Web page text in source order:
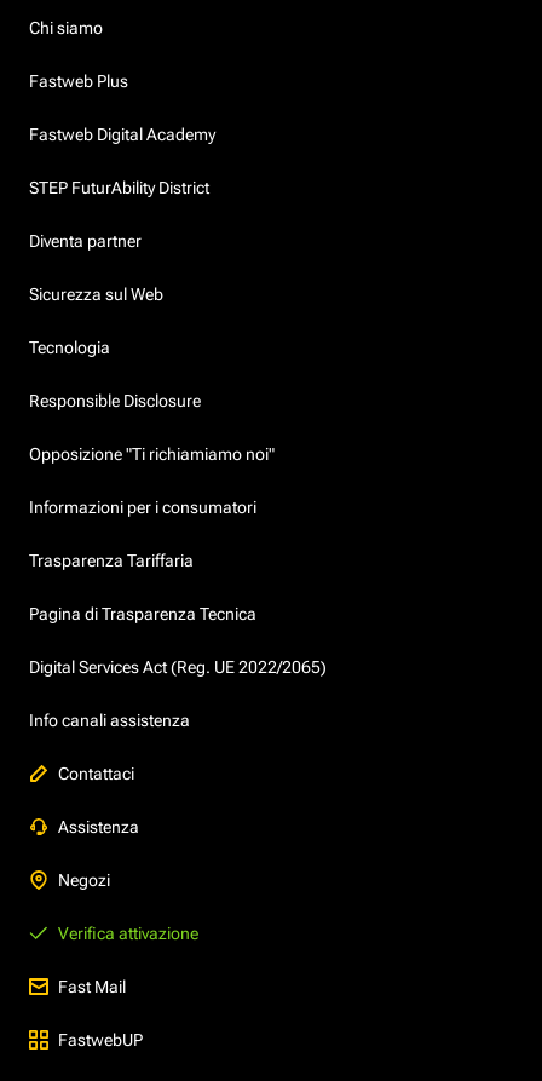
Chi siamo
Fastweb Plus
Fastweb Digital Academy
STEP FuturAbility District
Diventa partner
Sicurezza sul Web
Tecnologia
Responsible Disclosure
Opposizione "Ti richiamiamo noi"
Informazioni per i consumatori
Trasparenza Tariffaria
Pagina di Trasparenza Tecnica
Digital Services Act (Reg. UE 2022/2065)
Info canali assistenza
Contattaci
Assistenza
Negozi
Verifica attivazione
Fast Mail
FastwebUP